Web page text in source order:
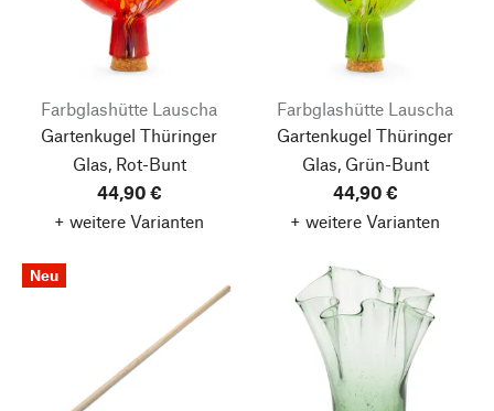
Farbglashütte Lauscha
Gartenkugel Thüringer
Glas, Rot-Bunt
44,90 €
+ weitere Varianten
Farbglashütte Lauscha
Gartenkugel Thüringer
Glas, Grün-Bunt
44,90 €
+ weitere Varianten
Neu